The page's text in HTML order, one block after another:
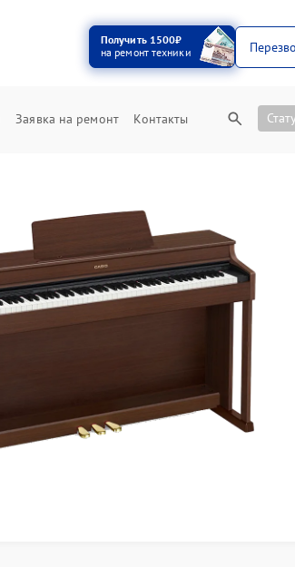
Получить 1500₽
на ремонт техники
Заявка на ремонт Контакты